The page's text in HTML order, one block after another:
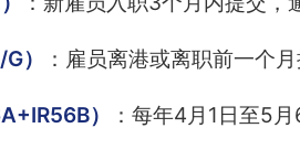
） ：雇员离港或离职前一个
） ：每年4月1日至5